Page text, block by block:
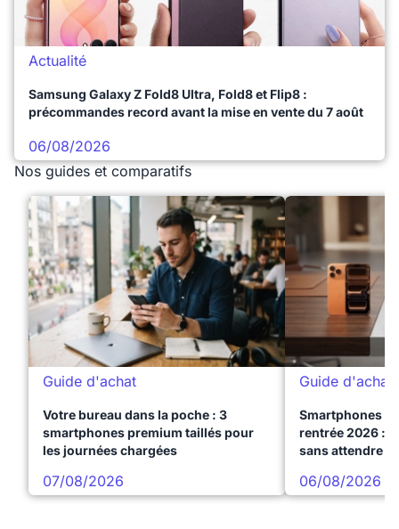
Actualité
Samsung Galaxy Z Fold8 Ultra, Fold8 et Flip8 :
précommandes record avant la mise en vente du 7 août
06/08/2026
Nos guides et comparatifs
Guide d'achat
Votre bureau dans la poche : 3
smartphones premium taillés pour
les journées chargées
07/08/2026
Guide d'achat
Smartphones
rentrée 2026 :
sans attendre
06/08/2026